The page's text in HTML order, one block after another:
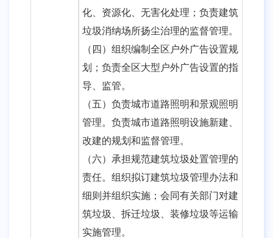
化、资源化、无害化处理；负责建筑
垃圾消纳场所扬尘治理的监督管理。
（四）组织编制全区户外广告设置规
划；负责全区大型户外广告设置的指
导、监管。
（五）负责城市道路照明和景观照明
管理。负责城市道路照明设施新建、
改建的规划和监督管理。
（六）承担规范建筑垃圾处置管理的
责任。组织拟订建筑垃圾管理办法和
细则并组织实施；会同有关部门对建
筑垃圾、拆迁垃圾、装修垃圾等运输
实施管理。